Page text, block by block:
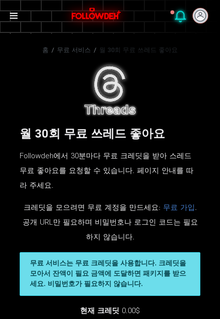
홈 / 무료 서비스 / 월 30회 무료 쓰레드 좋아요
월 30회 무료 쓰레드 좋아요
Followdeh에서 30분마다 무료 크레딧을 받아 스레드
무료 좋아요를 요청할 수 있습니다. 페이지 안내를 따
라 주세요.
크레딧을 모으려면 무료 계정을 만드세요: 무료 가입.
공개 URL만 필요하며 비밀번호나 로그인 코드는 필요
하지 않습니다.
무료 서비스는 무료 크레딧을 사용합니다. 크레딧을
모아서 잔액이 필요 금액에 도달하면 패키지를 받으
세요. 비밀번호가 필요하지 않습니다.
현재 크레딧 0.00$